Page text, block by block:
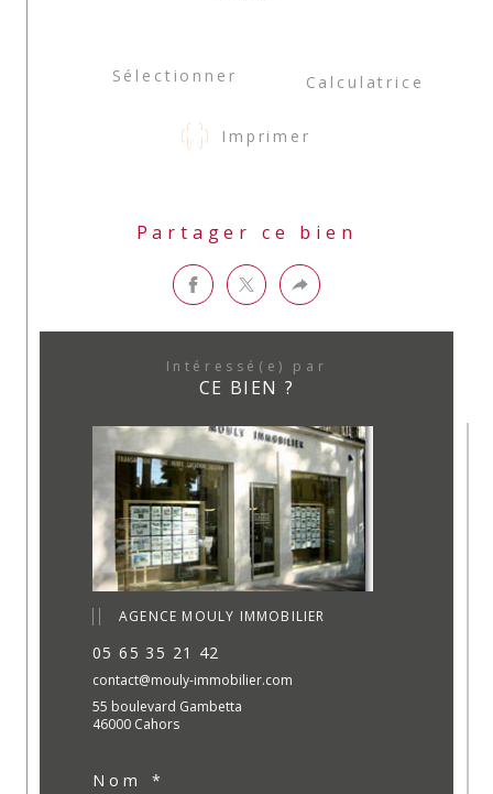
Sélectionner Calculatrice
Imprimer
Partager ce bien
Intéressé(e) par
CE BIEN ?
AGENCE MOULY IMMOBILIER
05 65 35 21 42
contact@mouly-immobilier.com
55 boulevard Gambetta
46000 Cahors
Nom *